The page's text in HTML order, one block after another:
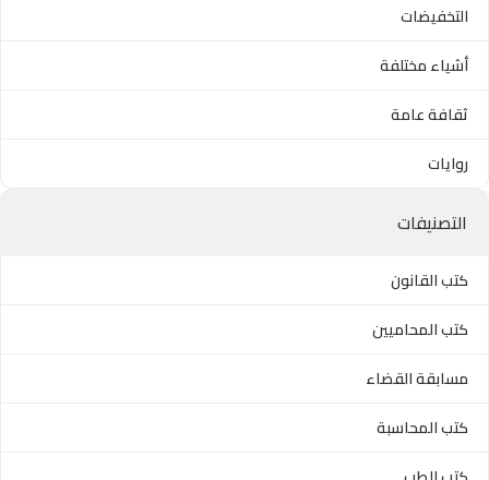
التخفيضات
أشياء مختلفة
ثقافة عامة
روايات
التصنيفات
كتب القانون
كتب المحاميين
مسابقة القضاء
كتب المحاسبة